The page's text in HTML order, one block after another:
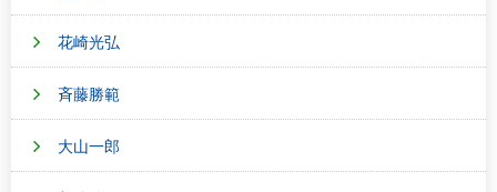
花崎光弘
斉藤勝範
大山一郎